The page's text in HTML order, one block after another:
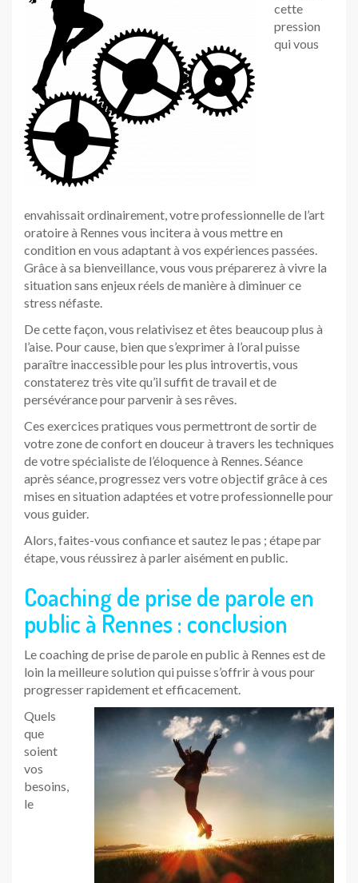
cette
pression
qui vous
envahissait ordinairement, votre professionnelle de l’art
oratoire à Rennes vous incitera à vous mettre en
condition en vous adaptant à vos expériences passées.
Grâce à sa bienveillance, vous vous préparerez à vivre la
situation sans enjeux réels de manière à diminuer ce
stress néfaste.
De cette façon, vous relativisez et êtes beaucoup plus à
l’aise. Pour cause, bien que s’exprimer à l’oral puisse
paraître inaccessible pour les plus introvertis, vous
constaterez très vite qu’il suffit de travail et de
persévérance pour parvenir à ses rêves.
Ces exercices pratiques vous permettront de sortir de
votre zone de confort en douceur à travers les techniques
de votre spécialiste de l’éloquence à Rennes. Séance
après séance, progressez vers votre objectif grâce à ces
mises en situation adaptées et votre professionnelle pour
vous guider.
Alors, faites-vous confiance et sautez le pas ; étape par
étape, vous réussirez à parler aisément en public.
Coaching de prise de parole en
public à Rennes : conclusion
Le coaching de prise de parole en public à Rennes est de
loin la meilleure solution qui puisse s’offrir à vous pour
progresser rapidement et efficacement.
Quels
que
soient
vos
besoins,
le